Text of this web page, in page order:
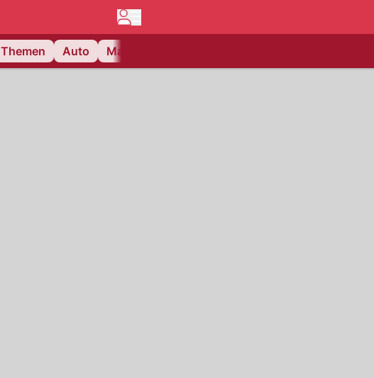
Themen Auto Matchcenter